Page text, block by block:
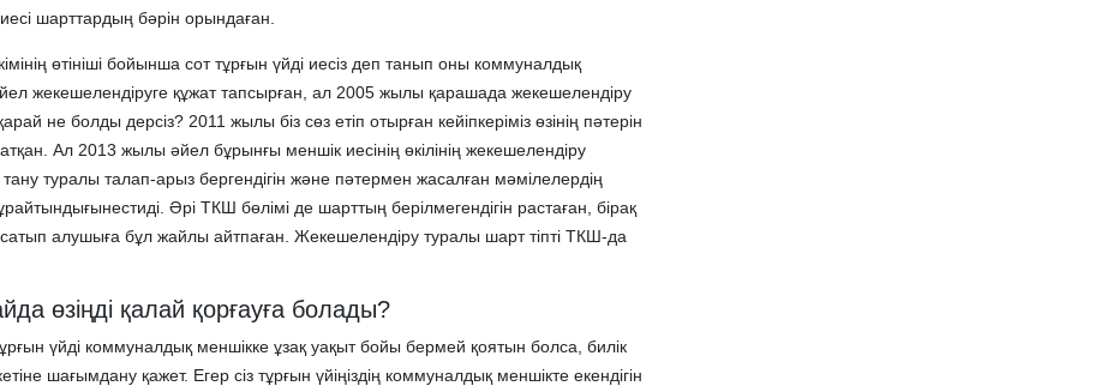
шарттардың бәрін орындаған.
өтініші бойынша сот тұрғын үйді иесіз деп танып оны коммуналдық
жекешелендіруге құжат тапсырған, ал 2005 жылы қарашада жекешелендіру
не болды дерсіз? 2011 жылы біз сөз етіп отырған кейіпкеріміз өзінің пәтерін
Ал 2013 жылы әйел бұрынғы меншік иесінің өкілінің жекешелендіру
туралы талап-арыз бергендігін және пәтермен жасалған мәмілелердің
Әрі ТКШ бөлімі де шарттың берілмегендігін растаған, бірақ
сатып алушыға бұл жайлы айтпаған. Жекешелендіру туралы шарт тіпті ТКШ-да
өзіңді қалай қорғауға болады?
үйді коммуналдық меншікке ұзақ уақыт бойы бермей қоятын болса, билік
шағымдану қажет. Егер сіз тұрғын үйіңіздің коммуналдық меншікте екендігін